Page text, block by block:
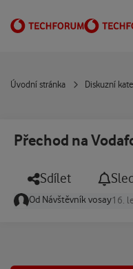
Úvodní stránka Diskuzní
Přechod na
Sdílet
Od Návštěvník vosay16.